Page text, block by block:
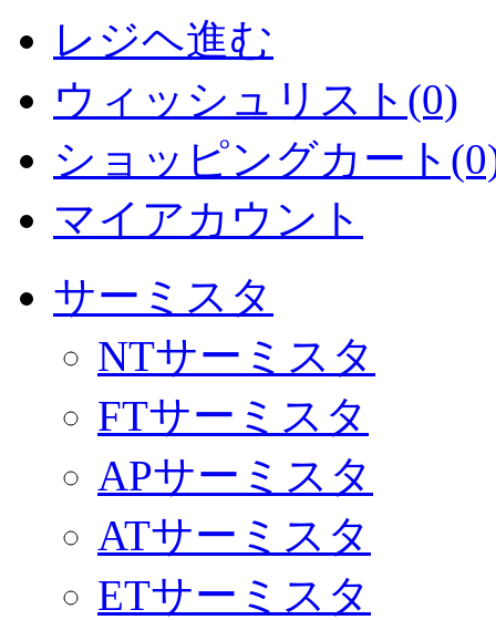
レジヘ進む
ウィッシュリスト(0)
ショッピングカート
マイアカウント
サーミスタ
NTサーミスタ
FTサーミスタ
APサーミスタ
ATサーミスタ
ETサーミスタ